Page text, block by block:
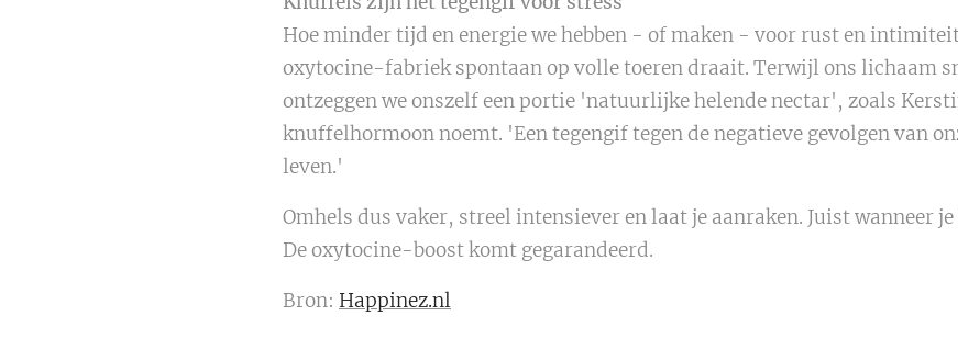
Hoe minder tijd en energie we hebben - of maken - voor rust en
oxytocine-fabriek spontaan op volle toeren draait. Terwijl ons lichaam
ontzeggen we onszelf een portie 'natuurlijke helende nectar', zoals
knuffelhormoon noemt. 'Een tegengif tegen de negatieve gevolgen van
leven.'
Omhels dus vaker, streel intensiever en laat je aanraken. Juist wanneer
De oxytocine-boost komt gegarandeerd.
Bron: Happinez.nl